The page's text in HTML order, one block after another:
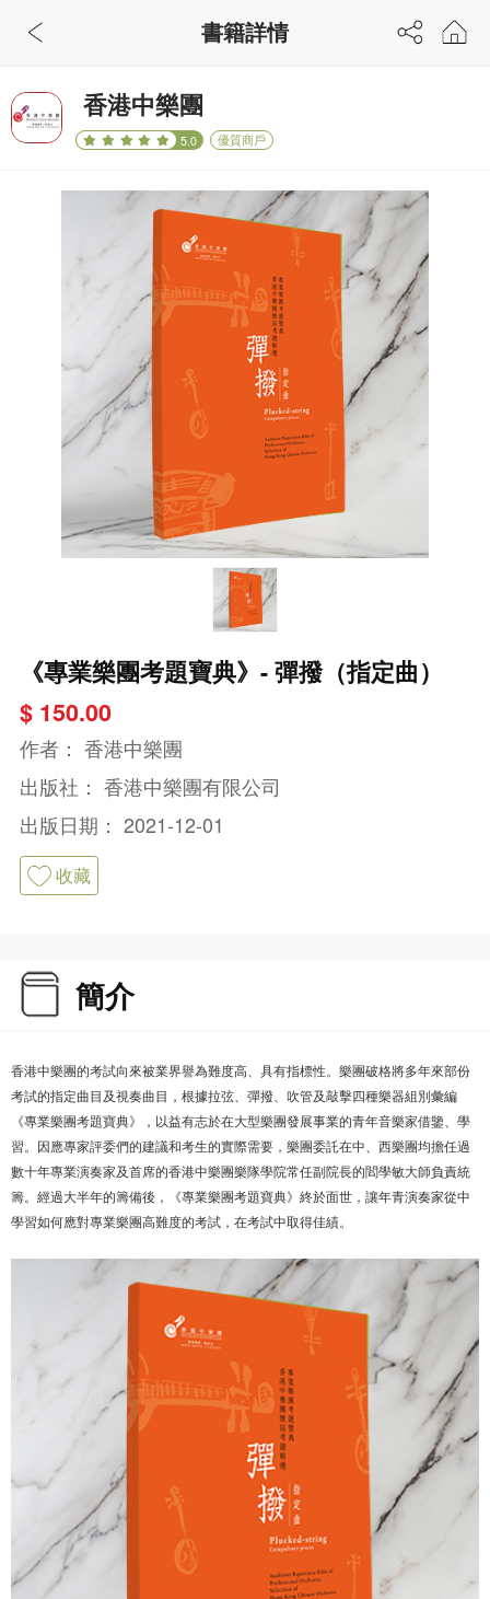
香港中樂團
5.0 優質商戶
《專業樂團考題寶典》- 彈撥（指定曲）
$ 150.00
作者： 香港中樂團
出版社： 香港中樂團有限公司
出版日期： 2021-12-01
收藏
簡介
香港中樂團的考試向來被業界譽為難度高、具有指標性。樂團破格將多年來部份
考試的指定曲目及視奏曲目，根據拉弦、彈撥、吹管及敲擊四種樂器組別彙編
《專業樂團考題寶典》，以益有志於在大型樂團發展事業的青年音樂家借鑒、學
習。因應專家評委們的建議和考生的實際需要，樂團委託在中、西樂團均擔任過
數十年專業演奏家及首席的香港中樂團樂隊學院常任副院長的閻學敏大師負責統
籌。經過大半年的籌備後，《專業樂團考題寶典》終於面世，讓年青演奏家從中
學習如何應對專業樂團高難度的考試，在考試中取得佳績。
書籍詳情